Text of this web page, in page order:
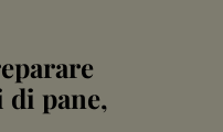
pane,